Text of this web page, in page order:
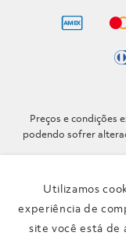
Utilizamos
experiência de
site você está de
Preços e condições
podendo sofrer